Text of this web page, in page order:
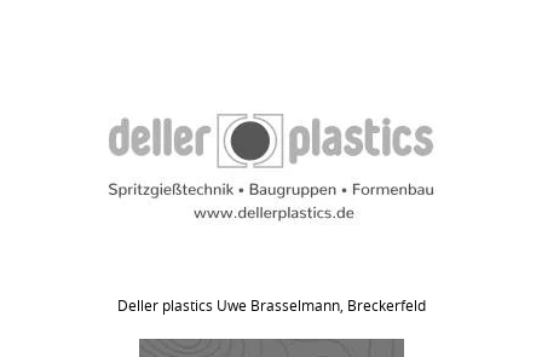
Deller plastics Uwe Brasselmann, Breckerfeld